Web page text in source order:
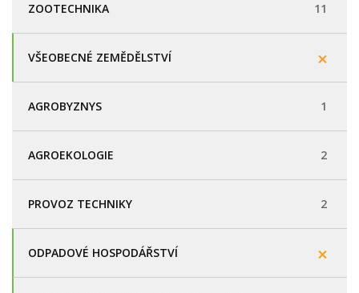
11
ZOOTECHNIKA
VŠEOBECNÉ ZEMĚDĚLSTVÍ
1
AGROBYZNYS
2
AGROEKOLOGIE
2
PROVOZ TECHNIKY
ODPADOVÉ HOSPODÁŘSTVÍ